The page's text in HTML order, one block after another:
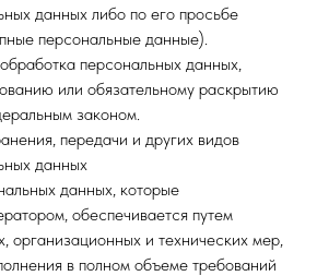
данных либо по его просьбе
персональные данные).
персональных данных,
или обязательному раскрытию
законом.
передачи и других видов
данных
данных, которые
обеспечивается путем
организационных и технических мер,
в полном объеме требований